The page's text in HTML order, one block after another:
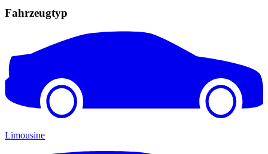
Fahrzeugtyp
Limousine